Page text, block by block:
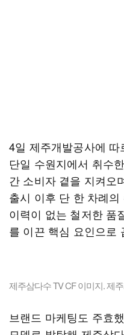
4일 제주개발공사에
단일 수원지에서 취수
간 소비자 곁을 지켜오
출시 이후 단 한 차례
이력이 없는 철저한 품
를 이끈 핵심 요인으로
제주삼다수 TV CF 이미지. 제
브랜드 마케팅도 주효